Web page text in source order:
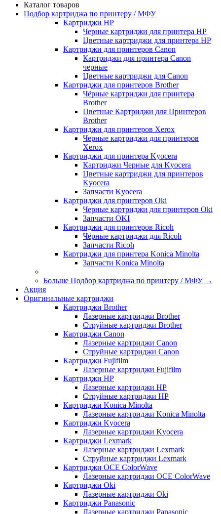
Каталог товаров
Подбор картриджа по принтеру / МФУ
Картриджи HP
Черные картриджи для принтера HP
Цветные картриджи для принтера HP
Картриджи для принтеров Сanon
Картриджи для принтера Сanon
черные
Цветные картриджи для Сanon
Картриджи для принтеров Brother
Чёрные картриджи для принтера
Brother
Цветные Картриджи для Принтеров
Brother
Картриджи для принтеров Xerox
Черные картриджи для принтеров
Xerox
Картриджи для принтера Kyocera
Картриджи Черные для Kyocera
Цветные картриджи для принтеров
Kyocera
Запчасти Kyocera
Картриджи для принтеров Oki
Черные картриджи для принтеров Oki
Запчасти OKI
Картриджи для принтеров Ricoh
Чёрные картриджи для Ricoh
Запчасти Ricoh
Картриджи для принтера Konica Minolta
Запчасти Koniсa Minolta
Больше Подбор картриджа по принтеру / МФУ →
Акция
Оригинальные картриджи
Картриджи Brother
Лазерные картриджи Brother
Струйные картриджи Brother
Картриджи Canon
Лазерные картриджи Canon
Струйные картриджи Canon
Картриджи Fujifilm
Лазерные картриджи Fujifilm
Картриджи HP
Лазерные картриджи HP
Струйные картриджи HP
Картриджи Konica Minolta
Лазерные картриджи Konica Minolta
Картриджи Kyocera
Лазерные картриджи Kyocera
Картриджи Lexmark
Лазерные картриджи Lexmark
Струйные картриджи Lexmark
Картриджи OCE ColorWave
Лазерные картриджи OCE ColorWave
Картриджи Oki
Лазерные картриджи Oki
Картриджи Panasonic
Лазерные картриджи Panasonic